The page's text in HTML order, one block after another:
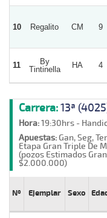
10 Regalito CM 9
11
By
Tintinella
HA 4
Carrera:13ª
Hora:19:30hrs -
Apuestas:Gan, Seg,
Etapa Gran Triple De
(pozos Estimados
$2.000.000)
Nº Ejemplar Sexo